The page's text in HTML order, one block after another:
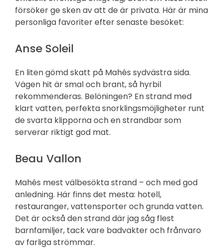
försöker ge sken av att de är privata. Här är mina
personliga favoriter efter senaste besöket:
Anse Soleil
En liten gömd skatt på Mahés sydvästra sida.
Vägen hit är smal och brant, så hyrbil
rekommenderas. Belöningen? En strand med
klart vatten, perfekta snorklingsmöjligheter runt
de svarta klipporna och en strandbar som
serverar riktigt god mat.
Beau Vallon
Mahés mest välbesökta strand – och med god
anledning. Här finns det mesta: hotell,
restauranger, vattensporter och grunda vatten.
Det är också den strand där jag såg flest
barnfamiljer, tack vare badvakter och frånvaro
av farliga strömmar.